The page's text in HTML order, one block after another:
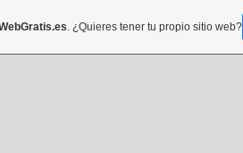
. ¿Quieres tener tu propio sitio web?